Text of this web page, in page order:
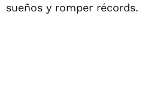
sueños y romper récords.